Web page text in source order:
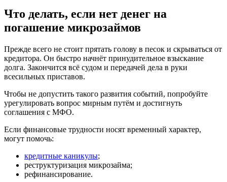
Что делать, если нет денег на
погашение микрозаймов
Прежде всего не стоит прятать голову в песок и скрываться от
кредитора. Он быстро начнёт принудительное взыскание
долга. Закончится всё судом и передачей дела в руки
всесильных приставов.
Чтобы не допустить такого развития событий, попробуйте
урегулировать вопрос мирным путём и достигнуть
соглашения с МФО.
Если финансовые трудности носят временный характер,
могут помочь:
кредитные каникулы;
реструктуризация микрозайма;
рефинансирование.